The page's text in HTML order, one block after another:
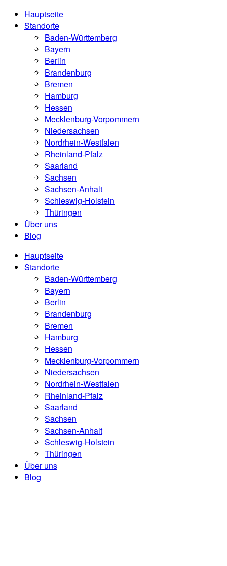
Hauptseite
Standorte
Baden-Württemberg
Bayern
Berlin
Brandenburg
Bremen
Hamburg
Hessen
Mecklenburg-Vorpommern
Niedersachsen
Nordrhein-Westfalen
Rheinland-Pfalz
Saarland
Sachsen
Sachsen-Anhalt
Schleswig-Holstein
Thüringen
Über uns
Blog
Hauptseite
Standorte
Baden-Württemberg
Bayern
Berlin
Brandenburg
Bremen
Hamburg
Hessen
Mecklenburg-Vorpommern
Niedersachsen
Nordrhein-Westfalen
Rheinland-Pfalz
Saarland
Sachsen
Sachsen-Anhalt
Schleswig-Holstein
Thüringen
Über uns
Blog